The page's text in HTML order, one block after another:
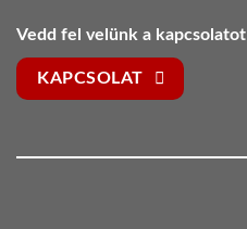
Vedd fel velünk a kapcsolatot
KAPCSOLAT